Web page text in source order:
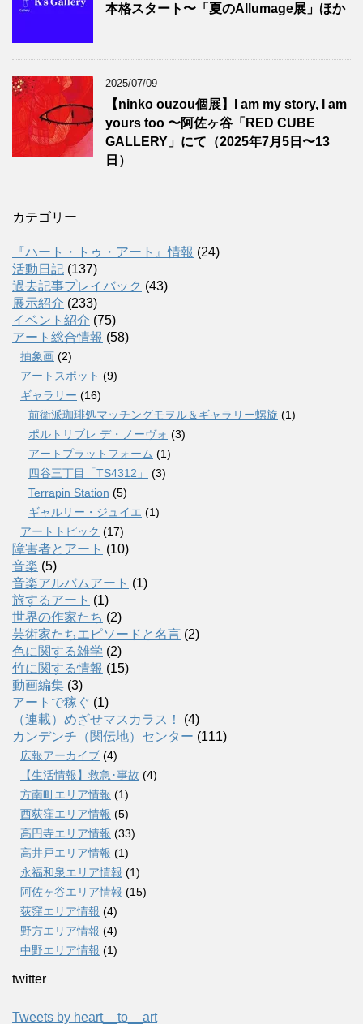
本格スタート〜「夏のAllumage展」ほか
2025/07/09
【ninko ouzou個展】I am my story, I am
yours too 〜阿佐ヶ谷「RED CUBE
GALLERY」にて（2025年7月5日〜13
日）
カテゴリー
『ハート・トゥ・アート』情報 (24)
活動日記 (137)
過去記事プレイバック (43)
展示紹介 (233)
イベント紹介 (75)
アート総合情報 (58)
抽象画 (2)
アートスポット (9)
ギャラリー (16)
前衛派珈琲処マッチングモヲル＆ギャラリー螺旋 (1)
ポルトリブレ デ・ノーヴォ (3)
アートプラットフォーム (1)
四谷三丁目「TS4312」
(3)
Terrapin Station (5)
ギャルリー・ジュイエ (1)
アートトピック (17)
障害者とアート (10)
音楽 (5)
音楽アルバムアート (1)
旅するアート (1)
世界の作家たち (2)
芸術家たちエピソードと名言 (2)
色に関する雑学 (2)
竹に関する情報 (15)
動画編集 (3)
アートで稼ぐ (1)
（連載）めざせマスカラス！
(4)
カンデンチ（関伝地）センター (111)
広報アーカイブ (4)
【生活情報】救急･事故 (4)
方南町エリア情報 (1)
西荻窪エリア情報 (5)
高円寺エリア情報 (33)
高井戸エリア情報 (1)
永福和泉エリア情報 (1)
阿佐ヶ谷エリア情報 (15)
荻窪エリア情報 (4)
野方エリア情報 (4)
中野エリア情報 (1)
twitter
Tweets by heart__to__art